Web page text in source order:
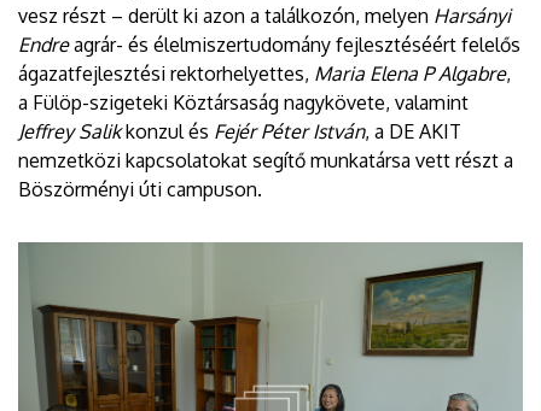
vesz részt – derült ki azon a találkozón, melyen Harsányi
Endreagrár- és élelmiszertudomány fejlesztéséért felelős
ágazatfejlesztési rektorhelyettes, Maria Elena P Algabre,
a Fülöp-szigeteki Köztársaság nagykövete, valamint
Jeffrey Salikkonzul és Fejér Péter István, a DE AKIT
nemzetközi kapcsolatokat segítő munkatársa vett részt a
Böszörményi úti campuson.